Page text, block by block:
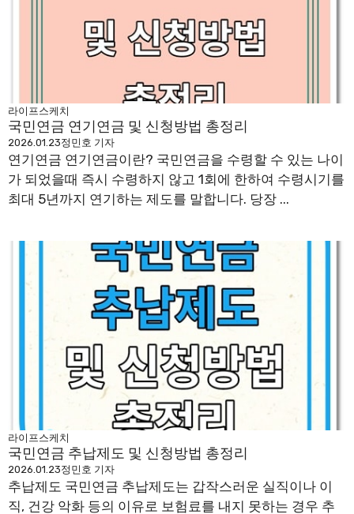
라이프스케치
국민연금 연기연금 및 신청방법 총정리
2026.01.23정민호 기자
연기연금 연기연금이란? 국민연금을 수령할 수 있는 나이
가 되었을때 즉시 수령하지 않고 1회에 한하여 수령시기를
최대 5년까지 연기하는 제도를 말합니다. 당장 ...
라이프스케치
국민연금 추납제도 및 신청방법 총정리
2026.01.23정민호 기자
추납제도 국민연금 추납제도는 갑작스러운 실직이나 이
직, 건강 악화 등의 이유로 보험료를 내지 못하는 경우 추